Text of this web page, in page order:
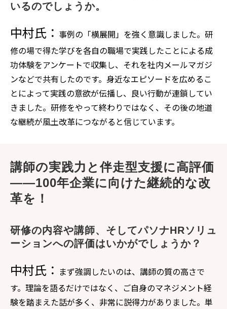
いるのでしょうか。
中村氏： 事例の「横展開」を強く意識しました。研
修の場で得た学びを各自の職場で実践したことによる成
功体験をアンケートで収集し、それを社内メールマガジ
ンなどで共有したのです。身近なエピソードを広めるこ
とによって実践の意欲が伝播し、良い行動が連鎖してい
きました。研修をやって終わりではなく、その後の地道
な継続が風土改革につながると信じています。
講師の実践力と伴走型支援に高評価
――100年企業に向けた継続的な改
革を！
研修の内容や講師、そしてパソナHRソリュ
ーションへの評価はいかがでしょうか？
中村氏： まず強調したいのは、講師の質の高さで
す。理論を語るだけではなく、ご自身のマネジメント経
験を踏まえた話が多く、非常に説得力がありました。単